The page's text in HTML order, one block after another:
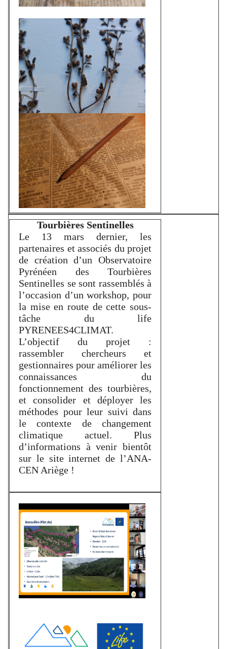
Tourbières Sentinelles
Le 13 mars dernier, les
partenaires et associés du projet
de création d’un Observatoire
Pyrénéen des Tourbières
Sentinelles se sont rassemblés à
l’occasion d’un workshop, pour
la mise en route de cette sous-
tâche du life
PYRENEES4CLIMAT.
L’objectif du projet :
rassembler chercheurs et
gestionnaires pour améliorer les
connaissances du
fonctionnement des tourbières,
et consolider et déployer les
méthodes pour leur suivi dans
le contexte de changement
climatique actuel. Plus
d’informations à venir bientôt
sur le site internet de l’ANA-
CEN Ariège !